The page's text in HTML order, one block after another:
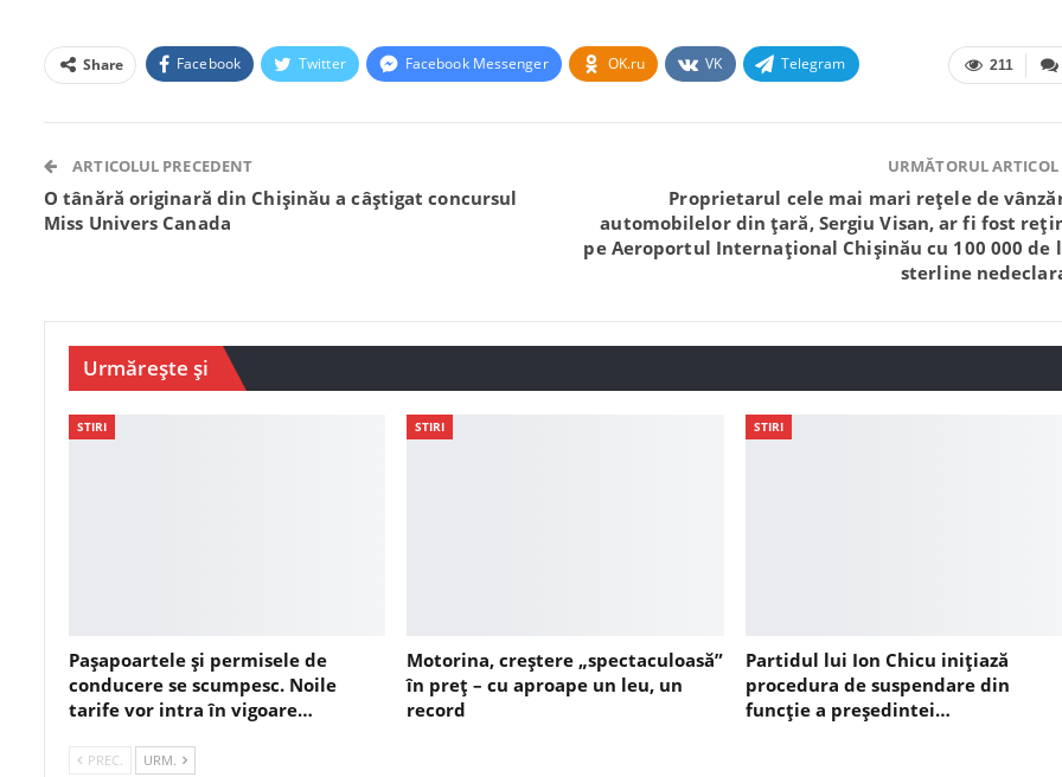
211
Share Facebook Twitter Facebook Messenger OK.ru VK Telegram
ARTICOLUL PRECEDENT
O tânără originară din Chișinău a câștigat concursul
Miss Univers Canada
URMĂTORUL ARTICOL
Proprietarul cele mai mari rețele de
automobilelor din țară, Sergiu Visan, ar fi fost
pe Aeroportul Internațional Chișinău cu 100 000 de
sterline
Urmărește și
STIRI
Pașapoartele și permisele de
conducere se scumpesc. Noile
tarife vor intra în vigoare…
STIRI
Motorina, creștere „spectaculoasă”
în preț – cu aproape un leu, un
record
STIRI
Partidul lui Ion Chicu inițiază
procedura de suspendare din
funcție a președintei…
PREC. URM.